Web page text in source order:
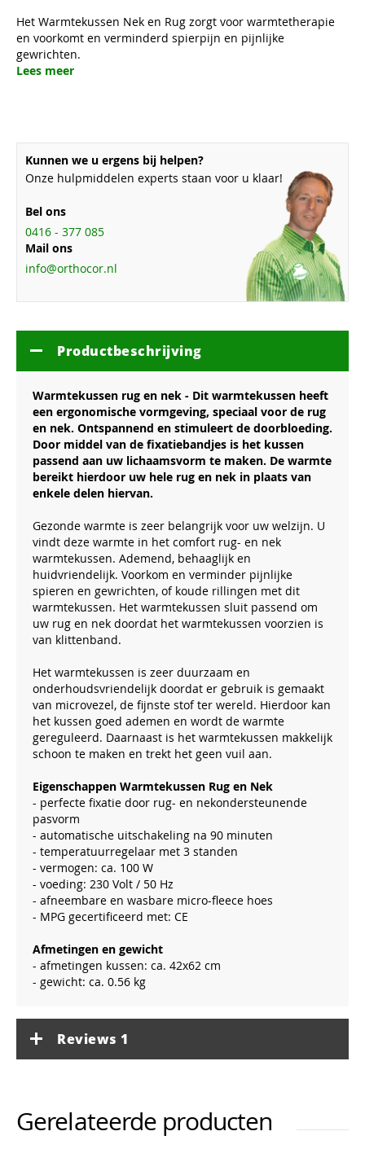
Het Warmtekussen Nek en Rug zorgt voor warmtetherapie
en voorkomt en verminderd spierpijn en pijnlijke
gewrichten.
Lees meer
Kunnen we u ergens bij helpen?
Onze hulpmiddelen experts staan voor u klaar!
Bel ons
0416 - 377 085
Mail ons
info@orthocor.nl
Productbeschrijving
Warmtekussen rug en nek - Dit warmtekussen heeft
een ergonomische vormgeving, speciaal voor de rug
en nek. Ontspannend en stimuleert de doorbloeding.
Door middel van de fixatiebandjes is het kussen
passend aan uw lichaamsvorm te maken. De warmte
bereikt hierdoor uw hele rug en nek in plaats van
enkele delen hiervan.
Gezonde warmte is zeer belangrijk voor uw welzijn. U
vindt deze warmte in het comfort rug- en nek
warmtekussen. Ademend, behaaglijk en
huidvriendelijk. Voorkom en verminder pijnlijke
spieren en gewrichten, of koude rillingen met dit
warmtekussen. Het warmtekussen sluit passend om
uw rug en nek doordat het warmtekussen voorzien is
van klittenband.
Het warmtekussen is zeer duurzaam en
onderhoudsvriendelijk doordat er gebruik is gemaakt
van microvezel, de fijnste stof ter wereld. Hierdoor kan
het kussen goed ademen en wordt de warmte
gereguleerd. Daarnaast is het warmtekussen makkelijk
schoon te maken en trekt het geen vuil aan.
Eigenschappen Warmtekussen Rug en Nek
- perfecte fixatie door rug- en nekondersteunende
pasvorm
- automatische uitschakeling na 90 minuten
- temperatuurregelaar met 3 standen
- vermogen: ca. 100 W
- voeding: 230 Volt / 50 Hz
- afneembare en wasbare micro-fleece hoes
- MPG gecertificeerd met: CE
Afmetingen en gewicht
- afmetingen kussen: ca. 42x62 cm
- gewicht: ca. 0.56 kg
Reviews 1
Gerelateerde producten